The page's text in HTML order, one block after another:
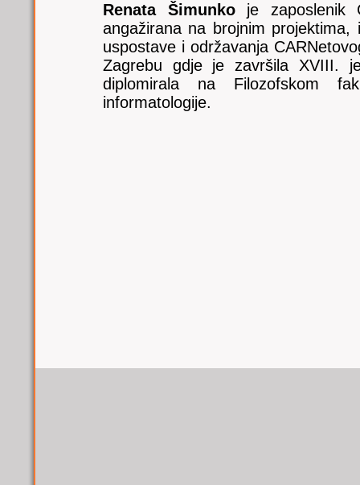
Renata Šimunkoje zaposlenik
angažirana na brojnim
uspostave i održavanja
Zagrebu gdje je završila XVIII.
diplomirala na Filozofskom
informatologije.